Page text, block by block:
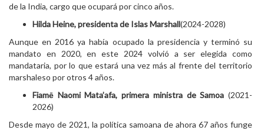
de la India, cargo que ocupará por cinco años.
Hilda Heine, presidenta de Islas Marshall(2024-2028)
Aunque en 2016 ya había ocupado la presidencia y terminó su
mandato en 2020, en este 2024 volvió a ser elegida como
mandataria, por lo que estará una vez más al frente del territorio
marshaleso por otros 4 años.
Fiamē Naomi Mata’afa, primera ministra de Samoa (2021-
2026)
Desde mayo de 2021, la política samoana de ahora 67 años funge